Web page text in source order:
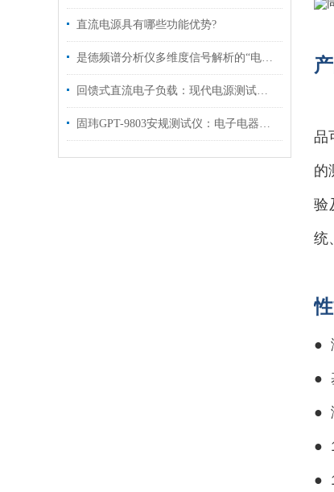
直流电源具有哪些功能优势?
是德频谱分析仪多维度信号解析的“电子显微镜”
回馈式直流电子负载：现代电源测试与调试的得力助手
固玮GPT-9803安规测试仪：电子电器产品安全测试的得力助手
品
的
验
统
●
●
●
●
●